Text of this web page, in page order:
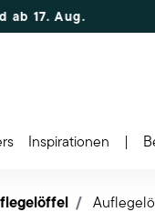
Inspirationen |